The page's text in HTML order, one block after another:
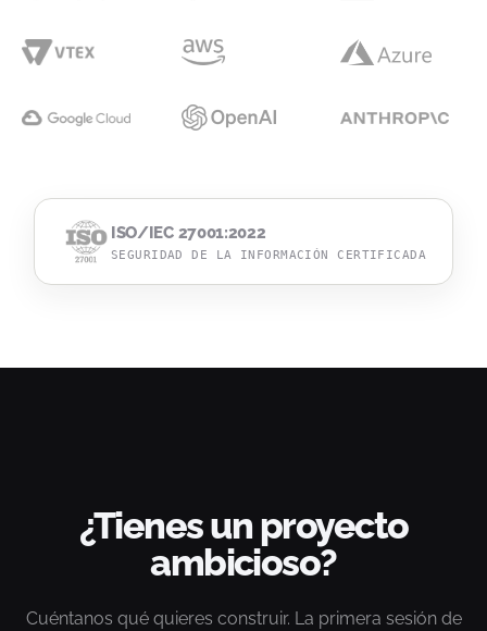
ISO/IEC 27001:2022
SEGURIDAD DE LA INFORMACIÓN CERTIFICADA
¿Tienes un proyecto
ambicioso?
Cuéntanos qué quieres construir. La primera sesión de